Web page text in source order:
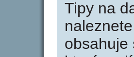
Tipy na
obsahuje